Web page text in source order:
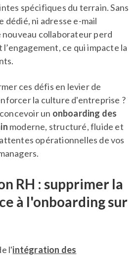
spécifiques du terrain. Sans
ni adresse e-mail
collaborateur perd
ce qui impacte la
ces défis en levier de
la culture d'entreprise ?
un onboarding des
moderne, structuré, fluide et
opérationnelles de vos
RH : supprimer la
à l'onboarding sur
l'intégration des